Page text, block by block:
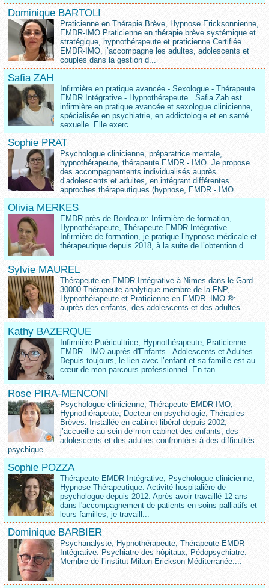
Dominique BARTOLI
Praticienne en Thérapie Brève, Hypnose Ericksonnienne,
EMDR-IMO Praticienne en thérapie brève systémique et
stratégique, hypnothérapeute et praticienne Certifiée
EMDR-IMO, j’accompagne les adultes, adolescents et
couples dans la gestion d...
Safia ZAH
Infirmière en pratique avancée - Sexologue - Thérapeute
EMDR Intégrative - Hypnothérapeute.. Safia Zah est
infirmière en pratique avancée et sexologue clinicienne,
spécialisée en psychiatrie, en addictologie et en santé
sexuelle. Elle exerc...
Sophie PRAT
Psychologue clinicienne, préparatrice mentale,
hypnothérapeute, thérapeute EMDR - IMO. Je propose
des accompagnements individualisés auprès
d‘adolescents et adultes, en intégrant différentes
approches thérapeutiques (hypnose, EMDR - IMO......
Olivia MERKES
EMDR près de Bordeaux: Infirmière de formation,
Hypnothérapeute, Thérapeute EMDR Intégrative.
Infirmière de formation, je pratique l’hypnose médicale et
thérapeutique depuis 2018, à la suite de l’obtention d...
Sylvie MAUREL
Thérapeute en EMDR Intégrative à Nîmes dans le Gard
30000 Thérapeute analytique membre de la FNP,
Hypnothérapeute et Praticienne en EMDR- IMO ®:
auprès des enfants, des adolescents et des adultes....
Kathy BAZERQUE
Infirmière-Puéricultrice, Hypnothérapeute, Praticienne
EMDR - IMO auprès d'Enfants - Adolescents et Adultes.
Depuis toujours, le lien avec l’enfant et sa famille est au
cœur de mon parcours professionnel. En tan...
Rose PIRA-MENCONI
Psychologue clinicienne, Thérapeute EMDR IMO,
Hypnothérapeute, Docteur en psychologie, Thérapies
Brèves. Installée en cabinet libéral depuis 2002,
j’accueille au sein de mon cabinet des enfants, des
adolescents et des adultes confrontées à des difficultés
psychique...
Sophie POZZA
Thérapeute EMDR Intégrative, Psychologue clinicienne,
Hypnose Thérapeutique. Activité hospitalière de
psychologue depuis 2012. Après avoir travaillé 12 ans
dans l'accompagnement de patients en soins palliatifs et
leurs familles, je travaill...
Dominique BARBIER
Psychanalyste, Hypnothérapeute, Thérapeute EMDR
Intégrative. Psychiatre des hôpitaux, Pédopsychiatre.
Membre de l’institut Milton Erickson Méditerranée....